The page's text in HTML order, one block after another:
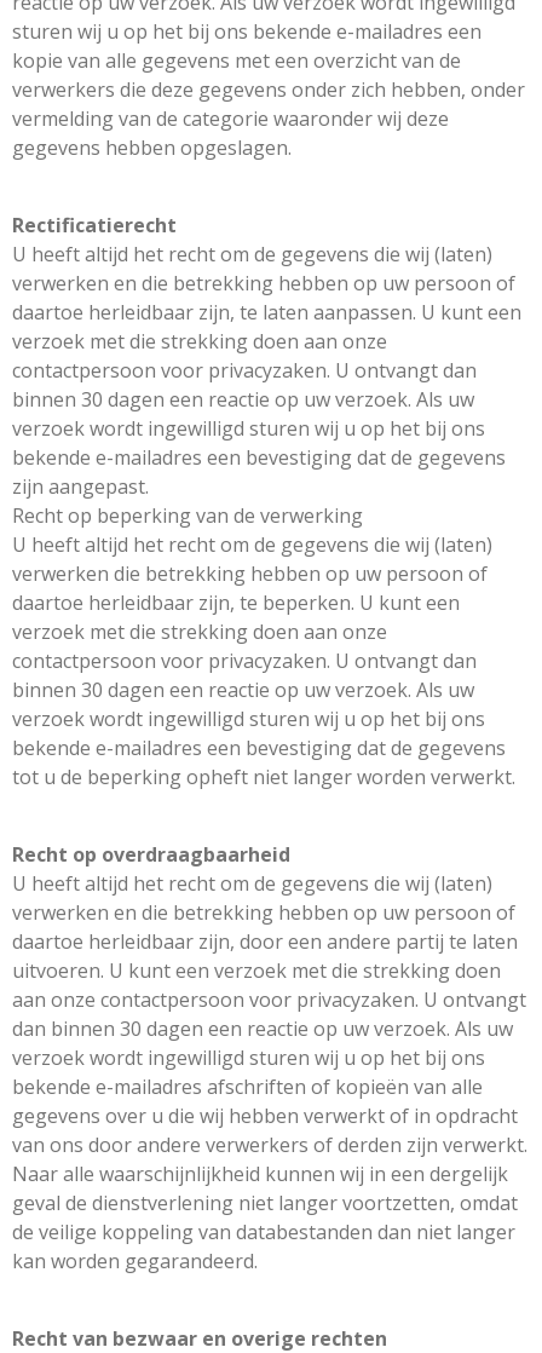
sturen wij u op het bij ons bekende e-mailadres een
kopie van alle gegevens met een overzicht van de
verwerkers die deze gegevens onder zich hebben, onder
vermelding van de categorie waaronder wij deze
gegevens hebben opgeslagen.
Rectificatierecht
U heeft altijd het recht om de gegevens die wij (laten)
verwerken en die betrekking hebben op uw persoon of
daartoe herleidbaar zijn, te laten aanpassen. U kunt een
verzoek met die strekking doen aan onze
contactpersoon voor privacyzaken. U ontvangt dan
binnen 30 dagen een reactie op uw verzoek. Als uw
verzoek wordt ingewilligd sturen wij u op het bij ons
bekende e-mailadres een bevestiging dat de gegevens
zijn aangepast.
Recht op beperking van de verwerking
U heeft altijd het recht om de gegevens die wij (laten)
verwerken die betrekking hebben op uw persoon of
daartoe herleidbaar zijn, te beperken. U kunt een
verzoek met die strekking doen aan onze
contactpersoon voor privacyzaken. U ontvangt dan
binnen 30 dagen een reactie op uw verzoek. Als uw
verzoek wordt ingewilligd sturen wij u op het bij ons
bekende e-mailadres een bevestiging dat de gegevens
tot u de beperking opheft niet langer worden verwerkt.
Recht op overdraagbaarheid
U heeft altijd het recht om de gegevens die wij (laten)
verwerken en die betrekking hebben op uw persoon of
daartoe herleidbaar zijn, door een andere partij te laten
uitvoeren. U kunt een verzoek met die strekking doen
aan onze contactpersoon voor privacyzaken. U ontvangt
dan binnen 30 dagen een reactie op uw verzoek. Als uw
verzoek wordt ingewilligd sturen wij u op het bij ons
bekende e-mailadres afschriften of kopieën van alle
gegevens over u die wij hebben verwerkt of in opdracht
van ons door andere verwerkers of derden zijn verwerkt.
Naar alle waarschijnlijkheid kunnen wij in een dergelijk
geval de dienstverlening niet langer voortzetten, omdat
de veilige koppeling van databestanden dan niet langer
kan worden gegarandeerd.
Recht van bezwaar en overige rechten